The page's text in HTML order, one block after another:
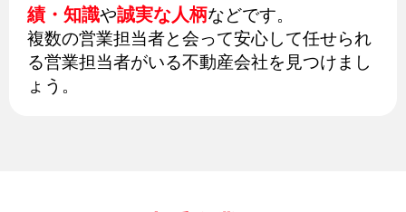
績・知識や誠実な人柄などです。
複数の営業担当者と会って安心して任せられ
る営業担当者がいる不動産会社を見つけまし
ょう。